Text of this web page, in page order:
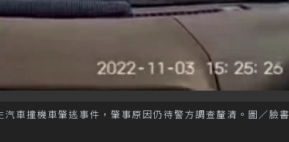
車撞機車肇逃事件，肇事原因仍待警方調查釐清。圖／臉書